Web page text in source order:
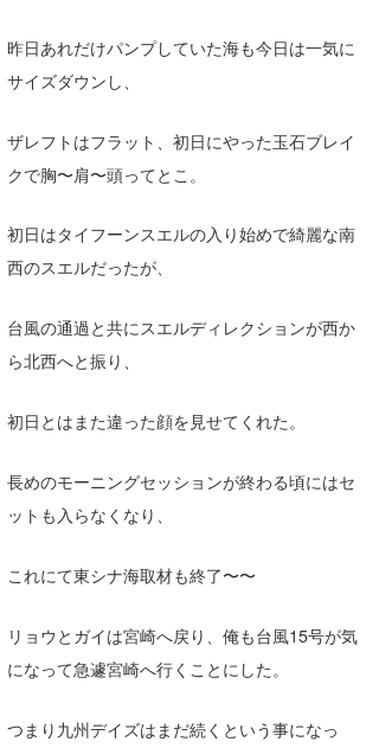
昨日あれだけパンプしていた海も今日は一気に
サイズダウンし、
ザレフトはフラット、初日にやった玉石ブレイ
クで胸〜肩〜頭ってとこ。
初日はタイフーンスエルの入り始めで綺麗な南
西のスエルだったが、
台風の通過と共にスエルディレクションが西か
ら北西へと振り、
初日とはまた違った顔を見せてくれた。
長めのモーニングセッションが終わる頃にはセ
ットも入らなくなり、
これにて東シナ海取材も終了〜〜
リョウとガイは宮崎へ戻り、俺も台風15号が気
になって急遽宮崎へ行くことにした。
つまり九州デイズはまだ続くという事になっ
ライター/寄稿メディア
Naoya Kimoto
mitsuteru Kamio
Yasunari Inoue
Yoshiyuki Obata
arukasvision
DELTA FORCE SURF
熊谷素子
メディア
SURFMEDIA
Colors MAGAZINE
WAVAL
波伝説アンバサダー/プロライダー
福島寿実子
中浦“JET”章
嵯峨明日香
進士剛光
植村未来
NOBUFUKU
喜納海人
波伝説スタッフ
☆加藤
+☆maki☆+
Aichan
ECE
G◎Da
KID
波伝説